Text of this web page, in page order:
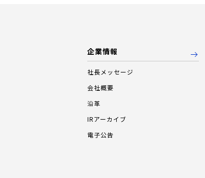
企業情報
社長メッセージ
会社概要
沿革
IRアーカイブ
電子公告